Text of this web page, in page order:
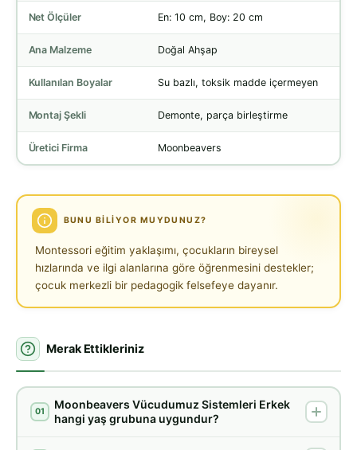
Net Ölçüler En: 10 cm, Boy: 20 cm
Ana Malzeme Doğal Ahşap
Kullanılan Boyalar Su bazlı, toksik madde içermeyen
Montaj Şekli Demonte, parça birleştirme
Üretici Firma Moonbeavers
BUNU BILIYOR MUYDUNUZ?
Montessori eğitim yaklaşımı, çocukların bireysel
hızlarında ve ilgi alanlarına göre öğrenmesini destekler;
çocuk merkezli bir pedagogik felsefeye dayanır.
Merak Ettikleriniz
01
Moonbeavers Vücudumuz Sistemleri Erkek
hangi yaş grubuna uygundur?